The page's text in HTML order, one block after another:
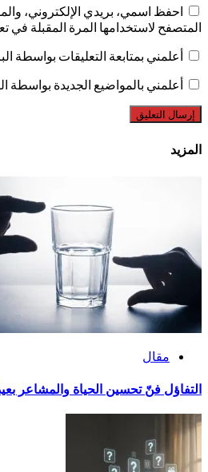
احفظ اسمي، بريدي الإلكتروني،
المتصفح لاستخدامها المرة المقبلة في
أعلمني بمتابعة التعليقات بواسطة
أعلمني بالمواضيع الجديدة بواسطة
المزيد
مقال
التفاؤل فنّ تحسين الحياة والمشاعر